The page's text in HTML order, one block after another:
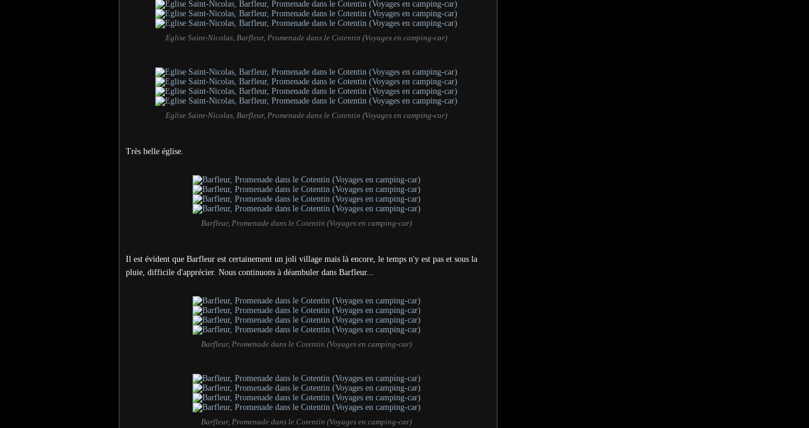
Eglise Saint-Nicolas, Barfleur, Promenade dans le Cotentin (Voyages en camping-car)
Eglise Saint-Nicolas, Barfleur, Promenade dans le Cotentin (Voyages en camping-car)
Très belle église.
Barfleur, Promenade dans le Cotentin (Voyages en camping-car)
Il est évident que Barfleur est certainement un joli village mais là encore, le temps n'y est pas et sous la
pluie, difficile d'apprécier. Nous continuons à déambuler dans Barfleur...
Barfleur, Promenade dans le Cotentin (Voyages en camping-car)
Barfleur, Promenade dans le Cotentin (Voyages en camping-car)